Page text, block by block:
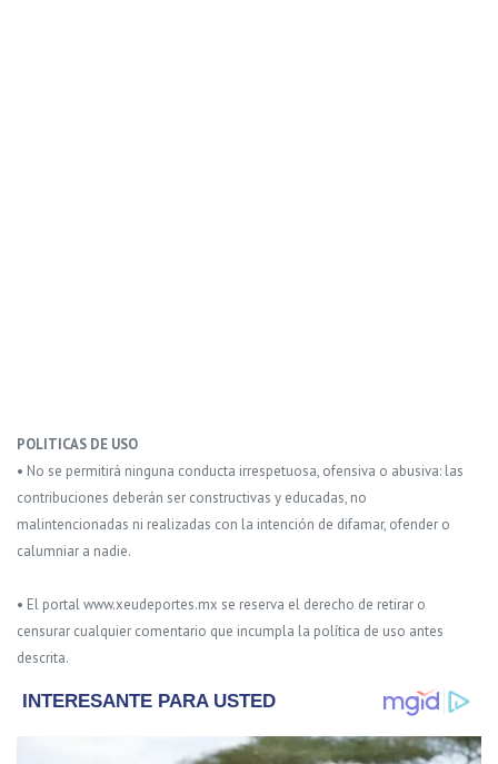
POLITICAS DE USO
• No se permitirá ninguna conducta irrespetuosa, ofensiva o abusiva: las
contribuciones deberán ser constructivas y educadas, no
malintencionadas ni realizadas con la intención de difamar, ofender o
calumniar a nadie.
• El portal www.xeudeportes.mx se reserva el derecho de retirar o
censurar cualquier comentario que incumpla la política de uso antes
descrita.